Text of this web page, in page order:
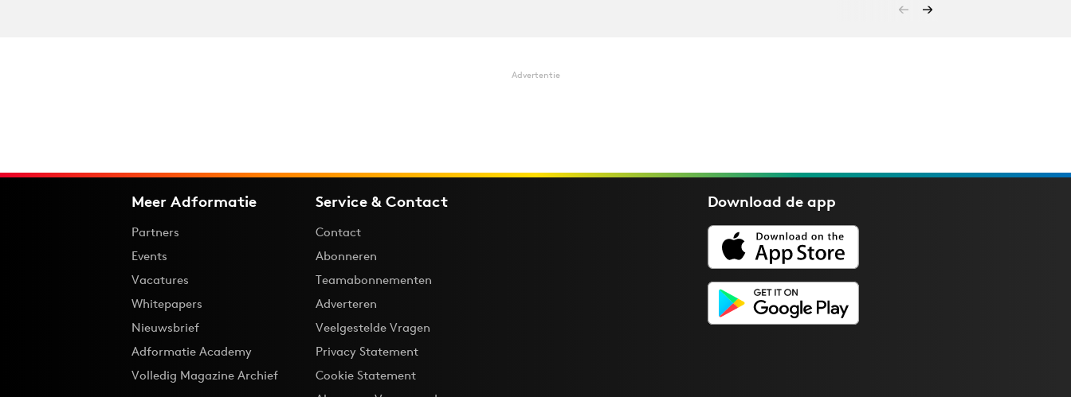
Advertentie
Meer Adformatie
Partners
Events
Vacatures
Whitepapers
Nieuwsbrief
Adformatie Academy
Volledig Magazine Archief
Service & Contact
Contact
Abonneren
Teamabonnementen
Adverteren
Veelgestelde Vragen
Privacy Statement
Cookie Statement
Download deapp